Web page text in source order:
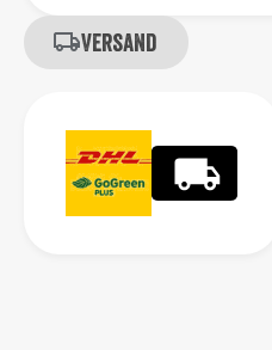
Versand